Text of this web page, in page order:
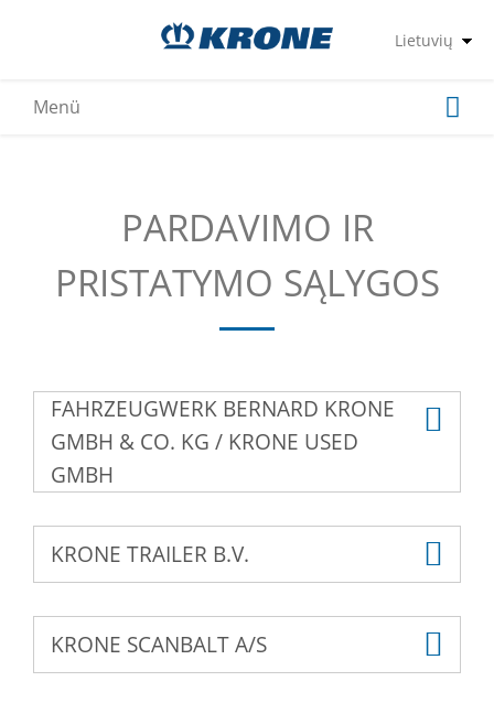
PARDAVIMO IR
PRISTATYMO SĄLYGOS
FAHRZEUGWERK BERNARD KRONE
GMBH & CO. KG / KRONE USED
GMBH
KRONE TRAILER B.V.
KRONE SCANBALT A/S